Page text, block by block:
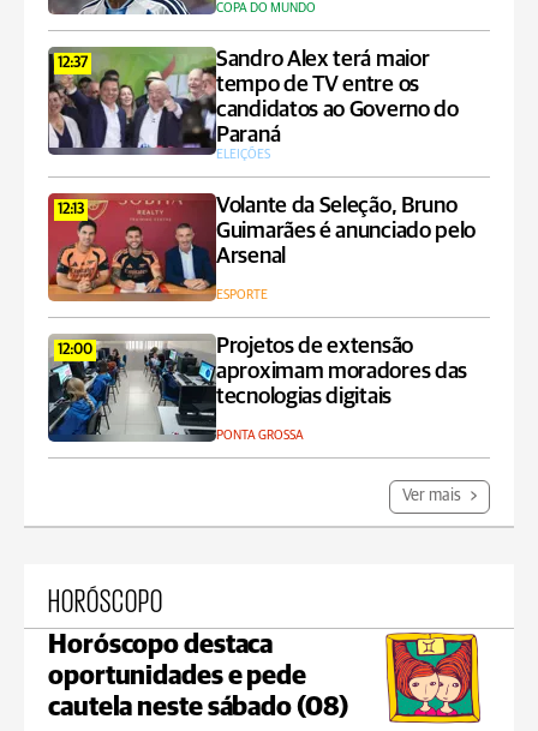
COPA DO MUNDO
12:37
Sandro Alex terá maior
tempo de TV entre os
candidatos ao Governo do
Paraná
ELEIÇÕES
12:13
Volante da Seleção, Bruno
Guimarães é anunciado pelo
Arsenal
ESPORTE
12:00
Projetos de extensão
aproximam moradores das
tecnologias digitais
PONTA GROSSA
Ver mais
HORÓSCOPO
Horóscopo destaca
oportunidades e pede
cautela neste sábado (08)